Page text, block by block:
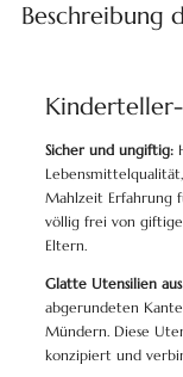
Beschreibung
Sicher und ungiftig:
Mahlzeit Erfahrung
völlig frei von
Eltern.
Glatte Utensilien
abgerundeten
Mündern. Diese
konzipiert und